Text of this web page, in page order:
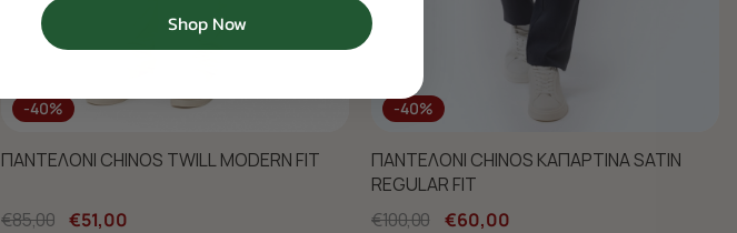
-40%
ΠΑΝΤΕΛΟΝΙ CHINOS TWILL MODERN FIT
€85,00 €51,00
-40%
ΠΑΝΤΕΛΟΝΙ CHINOS ΚΑΠΑΡΤΙΝΑ SATIN
REGULAR FIT
€100,00
€60,00
Shop Now